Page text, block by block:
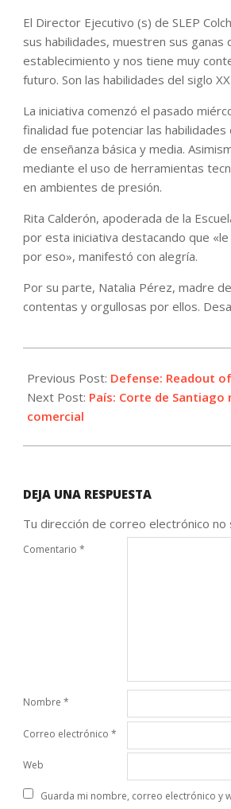
El Director Ejecutivo (s) de SLEP
sus habilidades, muestren sus ganas
establecimiento y nos tiene muy
futuro. Son las habilidades del siglo
La iniciativa comenzó el pasado
finalidad fue potenciar las
de enseñanza básica y media.
mediante el uso de herramientas
en ambientes de presión.
Rita Calderón, apoderada de la
por esta iniciativa destacando que
por eso», manifestó con alegría.
Por su parte, Natalia Pérez, madre
contentas y orgullosas por ellos.
07-
19
Previous Post: Defense: Readout
Next Post: País: Corte de
comercial
DEJA UNA RESPUESTA
Tu dirección de correo electrónico no
Comentario *
Nombre *
Correo electrónico *
Web
Guarda mi nombre, correo electrónico y